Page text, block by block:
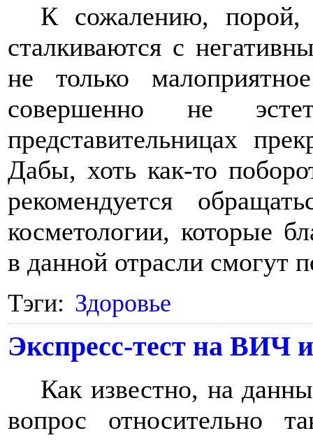
К сожалению,
сталкиваются с
не только
совершенно не
представительницах
Дабы, хоть как-то
рекомендуется
косметологии, которые
в данной отрасли смогут
Тэги: Здоровье
Экспресс-тест на ВИЧ
Как известно, на
вопрос относительно